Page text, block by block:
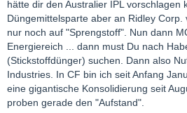
hätte dir den Australier IPL vorschlagen
Düngemittelsparte aber an Ridley Corp.
nur noch auf "Sprengstoff". Nun dann
Energiereich ... dann must Du nach
(Stickstoffdünger) suchen. Dann also
Industries. In CF bin ich seit Anfang
eine gigantische Konsolidierung seit
proben gerade den "Aufstand".